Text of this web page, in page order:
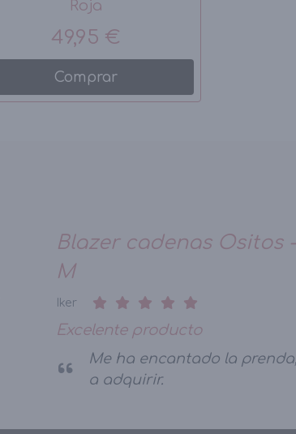
Roja
49,95 €
Comprar
Blazer cadenas Ositos
M
Iker
Excelente producto
Me ha encantado la
a adquirir.